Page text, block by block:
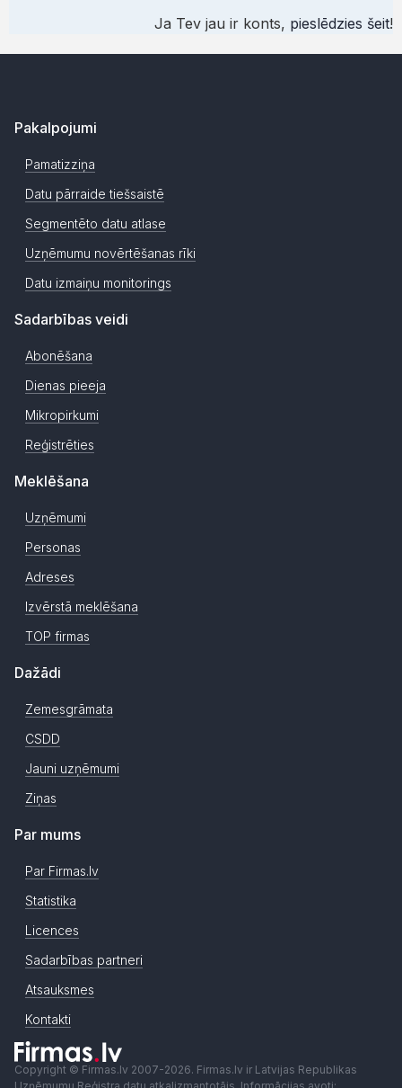
Ja Tev jau ir konts, pieslēdzies šeit!
Pakalpojumi
Pamatizziņa
Datu pārraide tiešsaistē
Segmentēto datu atlase
Uzņēmumu novērtēšanas rīki
Datu izmaiņu monitorings
Sadarbības veidi
Abonēšana
Dienas pieeja
Mikropirkumi
Reģistrēties
Meklēšana
Uzņēmumi
Personas
Adreses
Izvērstā meklēšana
TOP firmas
Dažādi
Zemesgrāmata
CSDD
Jauni uzņēmumi
Ziņas
Par mums
Par Firmas.lv
Statistika
Licences
Sadarbības partneri
Atsauksmes
Kontakti
Copyright © Firmas.lv 2007-2026. Firmas.lv ir Latvijas Republikas